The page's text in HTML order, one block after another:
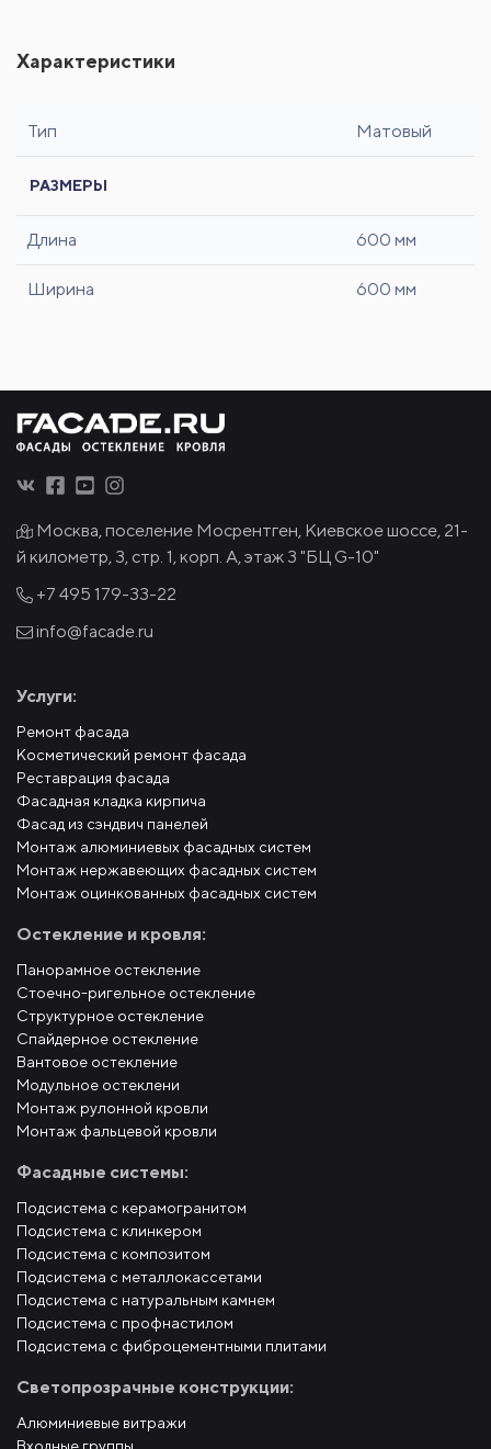
Характеристики
Тип Матовый
РАЗМЕРЫ
Длина 600 мм
Ширина 600 мм
Москва, поселение Мосрентген, Киевское шоссе, 21-
й километр, 3, стр. 1, корп. А, этаж 3 "БЦ G-10"
+7 495 179-33-22
info@facade.ru
Услуги:
Ремонт фасада
Косметический ремонт фасада
Реставрация фасада
Фасадная кладка кирпича
Фасад из сэндвич панелей
Монтаж алюминиевых фасадных систем
Монтаж нержавеющих фасадных систем
Монтаж оцинкованных фасадных систем
Остекление и кровля:
Панорамное остекление
Стоечно-ригельное остекление
Структурное остекление
Спайдерное остекление
Вантовое остекление
Модульное остеклени
Монтаж рулонной кровли
Монтаж фальцевой кровли
Фасадные системы:
Подсистема с керамогранитом
Подсистема с клинкером
Подсистема с композитом
Подсистема с металлокассетами
Подсистема с натуральным камнем
Подсистема с профнастилом
Подсистема с фиброцементными плитами
Светопрозрачные конструкции:
Алюминиевые витражи